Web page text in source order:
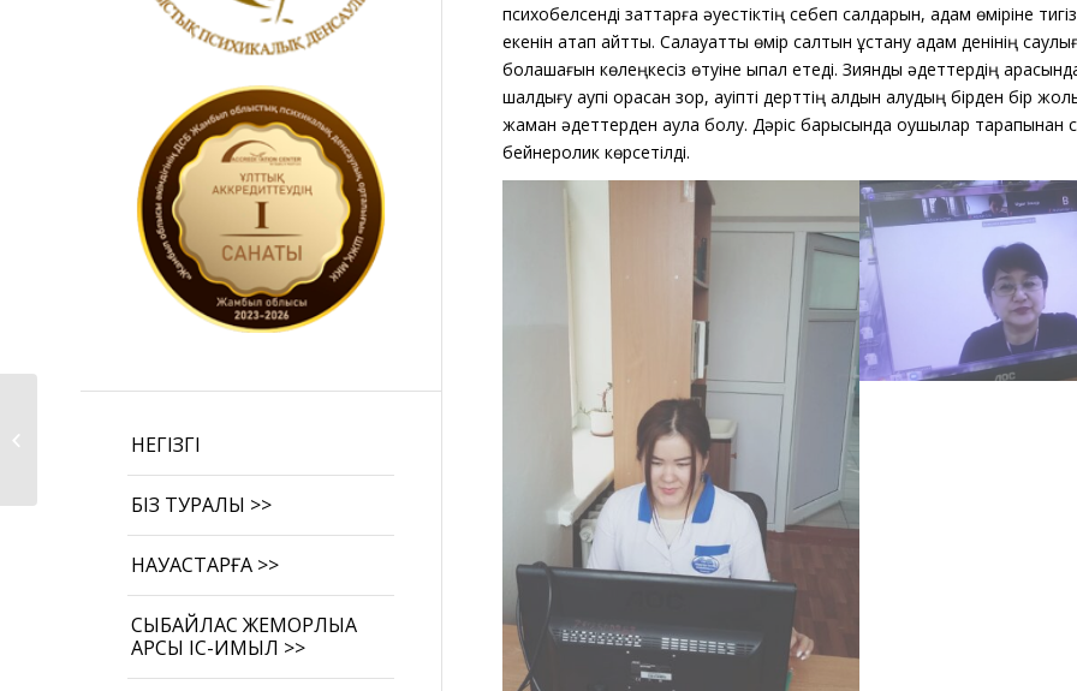
НЕГІЗГІ
БІЗ ТУРАЛЫ >>
НАУҚАСТАРҒА >>
СЫБАЙЛАС ЖЕМҚОРЛЫҚҚА
ҚАРСЫ ІС-ҚИМЫЛ >>
психобелсенді заттарға әуестіктің себеп салдарын, адам өміріне
екенін атап айтты. Салауатты өмір салтын ұстану адам денінің
болашағын көлеңкесіз өтуіне ықпал етеді. Зиянды әдеттердің арқасында
шалдығу қаупі орасан зор, қауіпті дерттің алдын алудың бірден бір
жаман әдеттерден аулақ болу. Дәріс барысында оқушылар тарапынан
бейнеролик көрсетілді.
кәмелетке толмаған